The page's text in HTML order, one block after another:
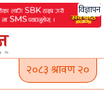
विज्ञापन
२०८३ श्रावण २०